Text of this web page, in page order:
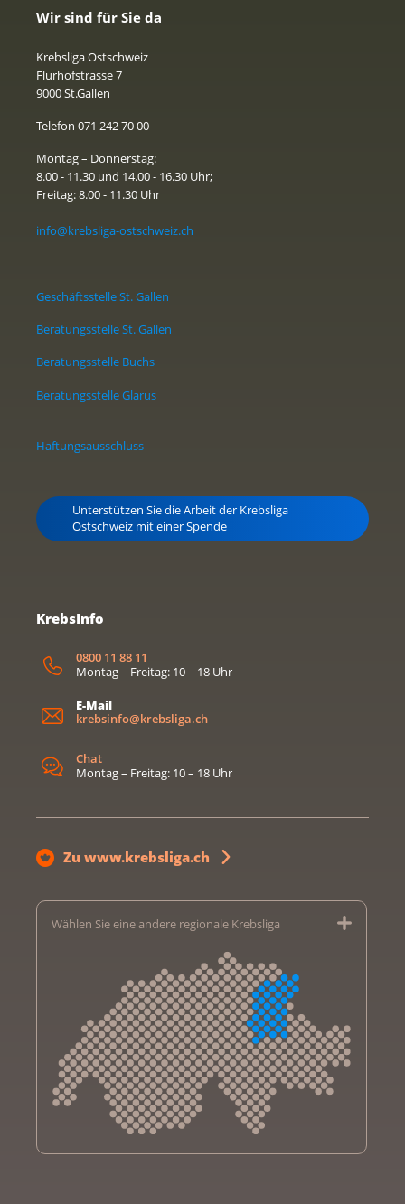
Wir sind für Sie da
Krebsliga Ostschweiz
Flurhofstrasse 7
9000 St.Gallen
Telefon 071 242 70 00
Montag – Donnerstag:
8.00 - 11.30 und 14.00 - 16.30 Uhr;
Freitag: 8.00 - 11.30 Uhr
info@krebsliga-ostschweiz.ch
Geschäftsstelle St. Gallen
Beratungsstelle St. Gallen
Beratungsstelle Buchs
Beratungsstelle Glarus
Haftungsausschluss
Unterstützen Sie die Arbeit der Krebsliga
Ostschweiz mit einer Spende
KrebsInfo
0800 11 88 11
Montag – Freitag: 10 – 18 Uhr
E-Mail
krebsinfo@krebsliga.ch
Chat
Montag – Freitag: 10 – 18 Uhr
Zu www.krebsliga.ch
Wählen Sie eine andere regionale Krebsliga